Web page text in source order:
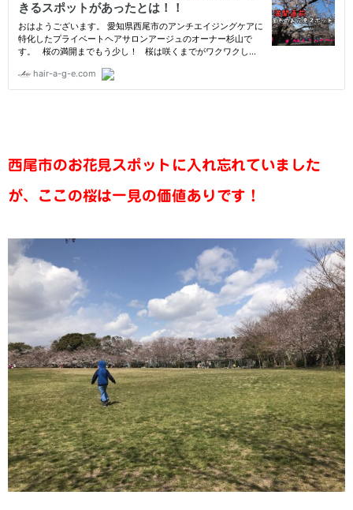
西尾市のお花見スポットに入れ忘れていました
が、ここの桜は一見の価値ありです！